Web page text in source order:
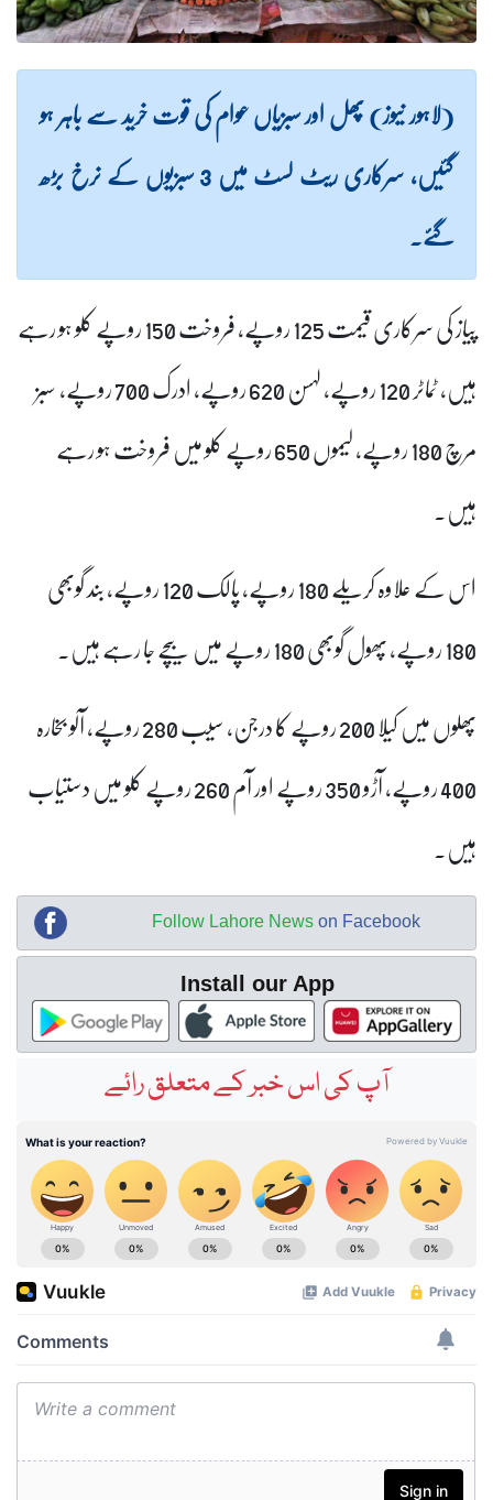
(لاہور نیوز) پھل اور سبزیاں عوام کی قوت خرید سے باہر ہو
گئیں، سرکاری ریٹ لسٹ میں 3 سبزیوں کے نرخ بڑھ
گئے۔
پیاز کی سرکاری قیمت 125 روپے، فروخت 150 روپے کلو ہو رہے
ہیں، ٹماٹر 120 روپے، لہسن 620 روپے، ادرک 700 روپے، سبز
مرچ 180 روپے، لیموں 650 روپے کلو میں فروخت ہو رہے
ہیں۔
اس کے علاوہ کریلے 180 روپے، پالک 120 روپے، بند گوبھی
180 روپے، پھول گوبھی 180 روپے میں بیچے جا رہے ہیں۔
پھلوں میں کیلا 200 روپے کا درجن، سیب 280 روپے، آلو بخارہ
400 روپے، آڑو 350 روپے اور آم 260 روپے کلو میں دستیاب
ہیں۔
Follow Lahore News on Facebook
Install our App
آپ کی اس خبر کے متعلق رائے